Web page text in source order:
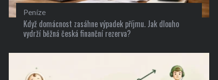
Peníze
Když domácnost zasáhne výpadek příjmu. Jak dlouho
vydrží běžná česká finanční rezerva?